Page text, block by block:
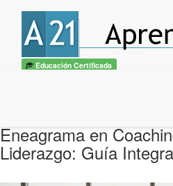
Educación Certificada
Eneagrama en
Liderazgo: Guía